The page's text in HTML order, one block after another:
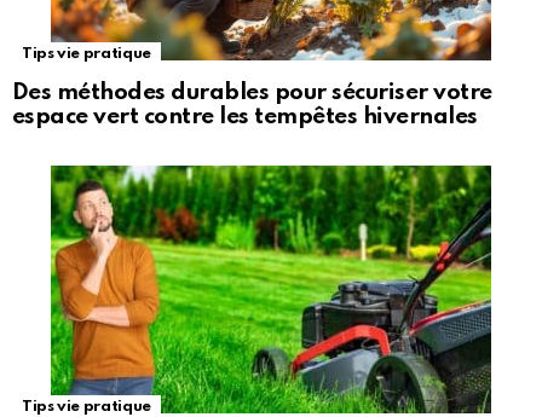
Tips vie pratique
Des méthodes durables pour sécuriser votre
espace vert contre les tempêtes hivernales
Tips vie pratique